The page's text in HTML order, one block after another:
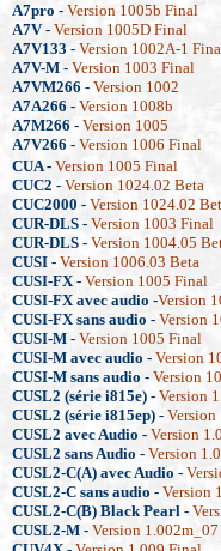
A7pro - Version 1005b Final
A7V - Version 1005D Final
A7V133 - Version 1002A-1
A7V-M - Version 1003 Final
A7VM266 - Version 1002
A7A266 - Version 1008b
A7M266 - Version 1005
A7V266 - Version 1006 Final
CUA - Version 1005 Final
CUC2 - Version 1024.02 Beta
CUC2000 - Version 1024.02
CUR-DLS - Version 1003 Final
CUR-DLS - Version 1004.05
CUSI - Version 1006.03 Beta
CUSI-FX - Version 1005 Final
CUSI-FX avec audio -Version
CUSI-FX sans audio - Version
CUSI-M - Version 1005 Final
CUSI-M avec audio - Version
CUSI-M sans audio - Version
CUSL2 (série i815e) - Version
CUSL2 (série i815ep) -Version
CUSL2 avec Audio - Version
CUSL2 sans Audio - Version
CUSL2-C(A) avec Audio -
CUSL2-C sans audio - Version
CUSL2-C(B) Black Pearl -
CUSL2-M - Version 1.002m_07